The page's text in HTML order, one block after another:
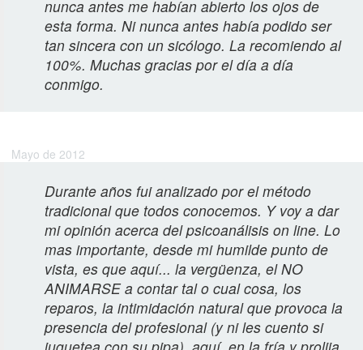
nunca antes me habían abierto los ojos de
esta forma. Ni nunca antes había podido ser
tan sincera con un sicólogo. La recomiendo al
100%. Muchas gracias por el día a día
conmigo.
Mayo de 2012
Durante años fui analizado por el método
tradicional que todos conocemos. Y voy a dar
mi opinión acerca del psicoanálisis on line. Lo
mas importante, desde mi humilde punto de
vista, es que aquí... la vergüenza, el NO
ANIMARSE a contar tal o cual cosa, los
reparos, la intimidación natural que provoca la
presencia del profesional (y ni les cuento si